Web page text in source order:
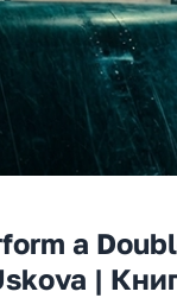
a
|